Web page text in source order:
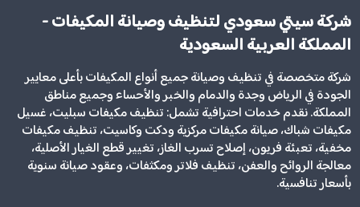
شركة سيتي سعودي لتنظيف وصيانة المكيفات -
المملكة العربية السعودية
شركة متخصصة في تنظيف وصيانة جميع أنواع المكيفات بأعلى معايير
الجودة في الرياض وجدة والدمام والخبر والأحساء وجميع مناطق
المملكة. نقدم خدمات احترافية تشمل: تنظيف مكيفات سبليت، غسيل
مكيفات شباك، صيانة مكيفات مركزية ودكت وكاسيت، تنظيف مكيفات
مخفية، تعبئة فريون، إصلاح تسرب الغاز، تغيير قطع الغيار الأصلية،
معالجة الروائح والعفن، تنظيف فلاتر ومكثفات، وعقود صيانة سنوية
بأسعار تنافسية.